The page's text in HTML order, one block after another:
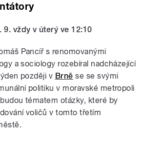
9. vždy v úterý ve 12:10
Pancíř s renomovanými
a sociology rozebíral nadcházející
později v Brně se se svými
politiku v moravské metropoli
budou tématem otázky, které by
voličů v tomto třetím